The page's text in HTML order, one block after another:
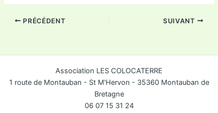
PRÉCÉDENT SUIVANT
Association LES COLOCATERRE
1 route de Montauban - St M'Hervon - 35360 Montauban de
Bretagne
06 07 15 31 24